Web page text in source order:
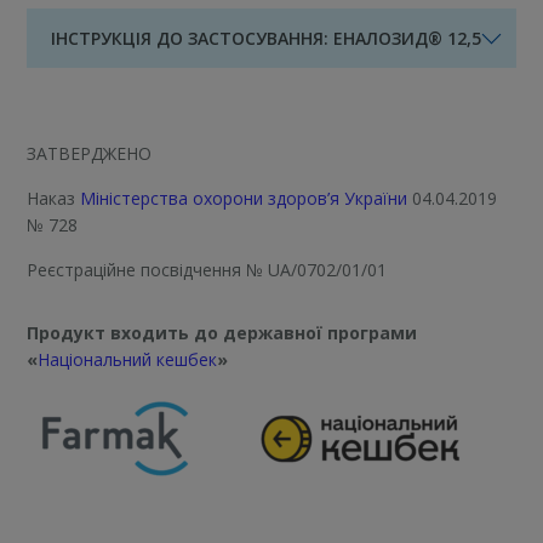
ІНСТРУКЦІЯ ДО ЗАСТОСУВАННЯ: ЕНАЛОЗИД® 12,5
ЗАТВЕРДЖЕНО
Наказ Міністерства охорони здоров’я України 04.04.2019
№ 728
Реєстраційне посвідчення № UA/0702/01/01
Продукт входить до державної програми
«Національний кешбек»